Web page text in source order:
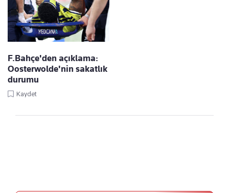
F.Bahçe'den açıklama:
Oosterwolde'nin sakatlık
durumu
Kaydet